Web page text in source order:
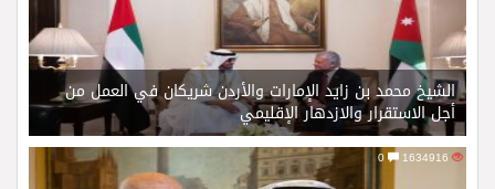
الشيخ محمد بن زايد الإمارات والأردن شريكان في العمل من
أجل الاستقرار والازدهار الإقليمي